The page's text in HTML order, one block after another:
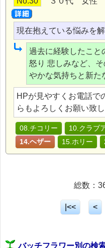
現在抱えている悩みを
過去に経験したこと
怒り 悲しみなど、
やかな気持ちと新た
HPが見やすくお電話で
らもよろしくお願い致し
08.チコリー 10.クラブ
14.ヘザー
15.ホリー
総数：
|<< <
バッチフラワー別の検